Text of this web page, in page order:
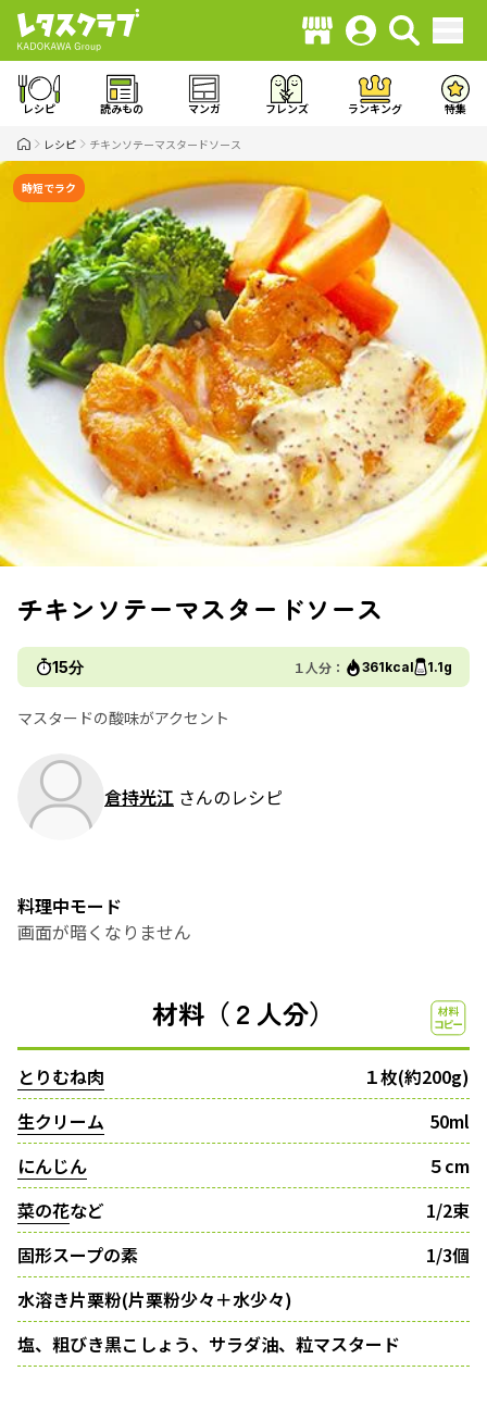
レシピ 読みもの マンガ フレンズ ランキング 特集
レシピ チキンソテーマスタードソース
時短でラク
チキンソテーマスタードソース
15分 １人分： 361kcal 1.1g
マスタードの酸味がアクセント
倉持光江 さんのレシピ
料理中モード
画面が暗くなりません
材料（２人分）
とりむね肉
１枚(約200g)
生クリーム
50ml
にんじん
５cm
菜の花など
1/2束
固形スープの素
1/3個
水溶き片栗粉(片栗粉少々＋水少々)
塩、粗びき黒こしょう、サラダ油、粒マスタード